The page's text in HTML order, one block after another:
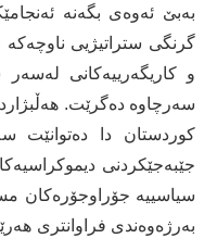
بەبێ ئەوەی بگەنە
گرنگی ستراتیژیی
و کاریگەرییەکانی لەسەر
سەرچاوە دەگرێت.
کوردستان دا دەتوانێت
جێبەجێکردنی
سیاسییە جۆراوجۆرەکان
بەرژەوەندی فراوانتری